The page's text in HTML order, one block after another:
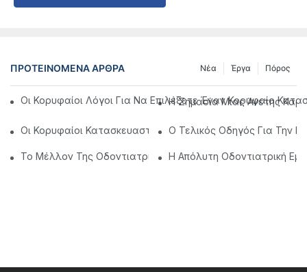
ΠΡΟΤΕΙΝΌΜΕΝΑ ΆΡΘΡΑ Πόρος
Έργα
Νέα
Οι Κορυφαίοι Λόγοι Για Να Επιλέξετε Έναν Κορυφαίο
Η Σημασία Μιας Άνετης
Οι Κορυφαίοι Κατασκευαστές Οδοντιατρικών Καρέκλας
Ο Τελικός Οδηγός Για Την
Το Μέλλον Της Οδοντιατρικής: Εξατομικευμένες
Η Απόλυτη Οδοντιατρική